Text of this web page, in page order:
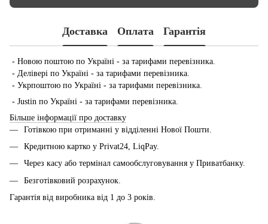
Доставка Оплата Гарантія
- Новою поштою по Україні - за тарифами перевізника.
- Делівері по Україні - за тарифами перевізника.
- Укрпоштою по Україні - за тарифами перевізника.
- Justin по Україні - за тарифами перевізника.
Більше інформації про доставку
Готівкою при отриманні у відділенні Нової Пошти.
Кредитною картко у Privat24, LiqPay.
Через касу або термінал самообслуговування у Приватбанку.
Безготівковий розрахунок.
Гарантія від виробника від 1 до 3 років.